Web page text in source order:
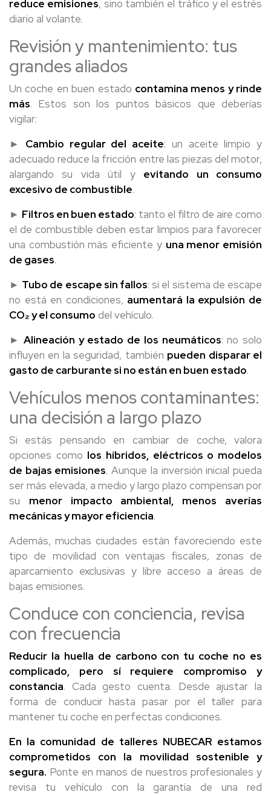
reduce emisiones, sino también el tráfico y el estrés
diario al volante.
Revisión y mantenimiento: tus
grandes aliados
Un coche en buen estado contamina menos y rinde
más. Estos son los puntos básicos que deberías
vigilar:
► Cambio regular del aceite: un aceite limpio y
adecuado reduce la fricción entre las piezas del motor,
alargando su vida útil y evitando un consumo
excesivo de combustible.
► Filtros en buen estado: tanto el filtro de aire como
el de combustible deben estar limpios para favorecer
una combustión más eficiente y una menor emisión
de gases.
► Tubo de escape sin fallos: si el sistema de escape
no está en condiciones, aumentará la expulsión de
CO₂ y el consumo del vehículo.
► Alineación y estado de los neumáticos: no solo
influyen en la seguridad, también pueden disparar el
gasto de carburante si no están en buen estado.
Vehículos menos contaminantes:
una decisión a largo plazo
Si estás pensando en cambiar de coche, valora
opciones como los híbridos, eléctricos o modelos
de bajas emisiones. Aunque la inversión inicial pueda
ser más elevada, a medio y largo plazo compensan por
su menor impacto ambiental, menos averías
mecánicas y mayor eficiencia.
Además, muchas ciudades están favoreciendo este
tipo de movilidad con ventajas fiscales, zonas de
aparcamiento exclusivas y libre acceso a áreas de
bajas emisiones.
Conduce con conciencia, revisa
con frecuencia
Reducir la huella de carbono con tu coche no es
complicado, pero sí requiere compromiso y
constancia. Cada gesto cuenta. Desde ajustar la
forma de conducir hasta pasar por el taller para
mantener tu coche en perfectas condiciones.
En la comunidad de talleres NUBECAR estamos
comprometidos con la movilidad sostenible y
segura. Ponte en manos de nuestros profesionales y
revisa tu vehículo con la garantía de una red